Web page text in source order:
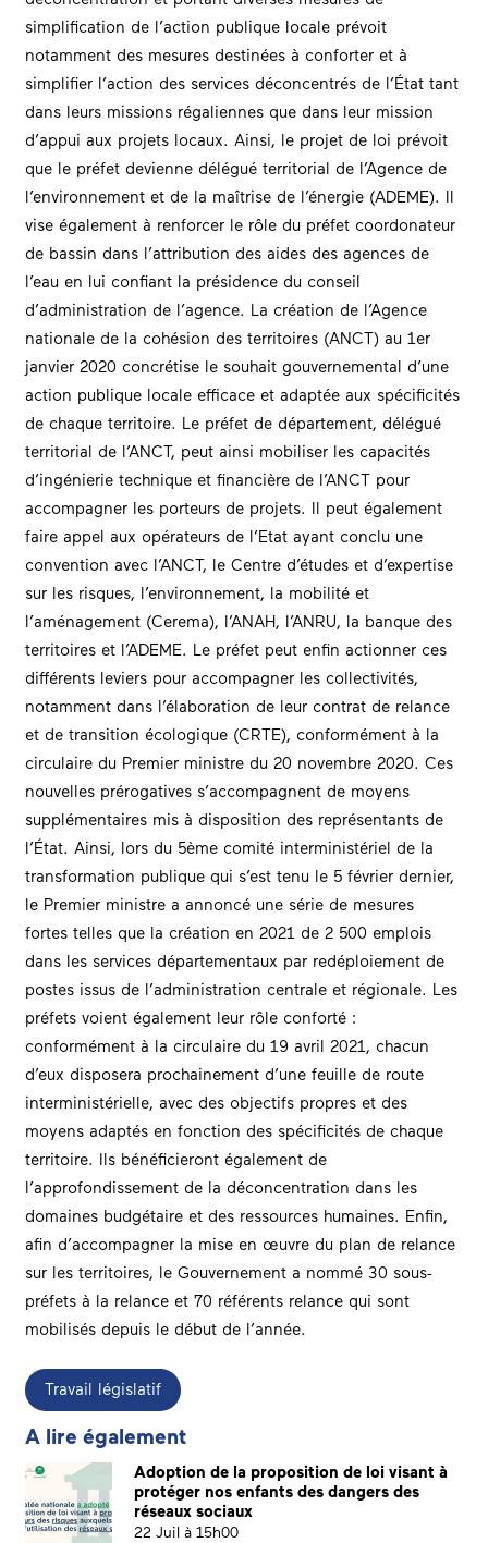
simplification de l’action publique locale prévoit
notamment des mesures destinées à conforter et à
simplifier l’action des services déconcentrés de l’État tant
dans leurs missions régaliennes que dans leur mission
d’appui aux projets locaux. Ainsi, le projet de loi prévoit
que le préfet devienne délégué territorial de l’Agence de
l’environnement et de la maîtrise de l’énergie (ADEME). Il
vise également à renforcer le rôle du préfet coordonateur
de bassin dans l’attribution des aides des agences de
l’eau en lui confiant la présidence du conseil
d’administration de l’agence. La création de l’Agence
nationale de la cohésion des territoires (ANCT) au 1er
janvier 2020 concrétise le souhait gouvernemental d’une
action publique locale efficace et adaptée aux spécificités
de chaque territoire. Le préfet de département, délégué
territorial de l’ANCT, peut ainsi mobiliser les capacités
d’ingénierie technique et financière de l’ANCT pour
accompagner les porteurs de projets. Il peut également
faire appel aux opérateurs de l’Etat ayant conclu une
convention avec l’ANCT, le Centre d’études et d’expertise
sur les risques, l’environnement, la mobilité et
l’aménagement (Cerema), l’ANAH, l’ANRU, la banque des
territoires et l’ADEME. Le préfet peut enfin actionner ces
différents leviers pour accompagner les collectivités,
notamment dans l’élaboration de leur contrat de relance
et de transition écologique (CRTE), conformément à la
circulaire du Premier ministre du 20 novembre 2020. Ces
nouvelles prérogatives s’accompagnent de moyens
supplémentaires mis à disposition des représentants de
l’État. Ainsi, lors du 5ème comité interministériel de la
transformation publique qui s’est tenu le 5 février dernier,
le Premier ministre a annoncé une série de mesures
fortes telles que la création en 2021 de 2 500 emplois
dans les services départementaux par redéploiement de
postes issus de l’administration centrale et régionale. Les
préfets voient également leur rôle conforté :
conformément à la circulaire du 19 avril 2021, chacun
d’eux disposera prochainement d’une feuille de route
interministérielle, avec des objectifs propres et des
moyens adaptés en fonction des spécificités de chaque
territoire. Ils bénéficieront également de
l’approfondissement de la déconcentration dans les
domaines budgétaire et des ressources humaines. Enfin,
afin d’accompagner la mise en œuvre du plan de relance
sur les territoires, le Gouvernement a nommé 30 sous-
préfets à la relance et 70 référents relance qui sont
mobilisés depuis le début de l’année.
Travail législatif
A lire également
Adoption de la proposition de loi visant à
protéger nos enfants des dangers des
réseaux sociaux
22 Juil à 15h00